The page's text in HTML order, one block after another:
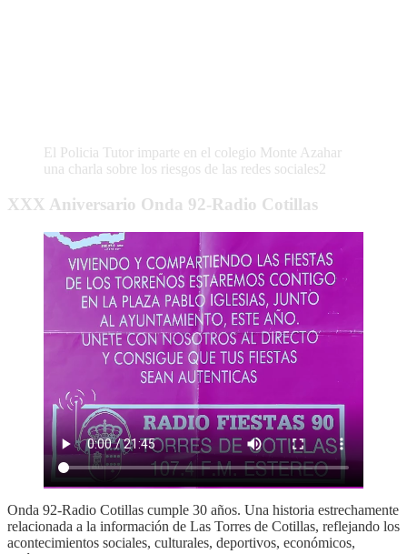
El Policia Tutor imparte en el colegio Monte Azahar
una charla sobre los riesgos de las redes sociales2
XXX Aniversario Onda 92-Radio Cotillas
Onda 92-Radio Cotillas cumple 30 años. Una historia estrechamente
relacionada a la información de Las Torres de Cotillas, reflejando los
acontecimientos sociales, culturales, deportivos, económicos,